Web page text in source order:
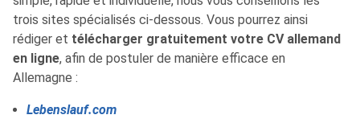
trois sites spécialisés ci-dessous. Vous pourrez ainsi
rédiger et télécharger gratuitement votre CV allemand
en ligne, afin de postuler de manière efficace en
Allemagne :
Lebenslauf.com